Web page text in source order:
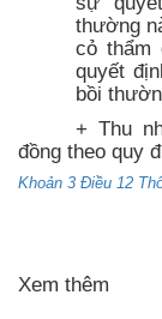
thường
cỏ thẩm
quyết
bồi
+ Thu
đồng theo quy
Khoản 3 Điều 12
Xem thêm